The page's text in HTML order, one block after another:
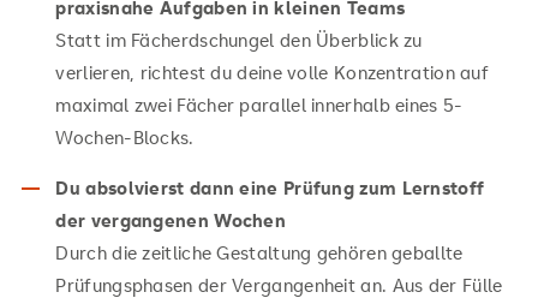
praxisnahe Aufgaben in kleinen Teams
Statt im Fächerdschungel den Überblick zu
verlieren, richtest du deine volle Konzentration auf
maximal zwei Fächer parallel innerhalb eines 5-
Wochen-Blocks.
Du absolvierst dann eine Prüfung zum Lernstoff
der vergangenen Wochen
Durch die zeitliche Gestaltung gehören geballte
Prüfungsphasen der Vergangenheit an. Aus der Fülle